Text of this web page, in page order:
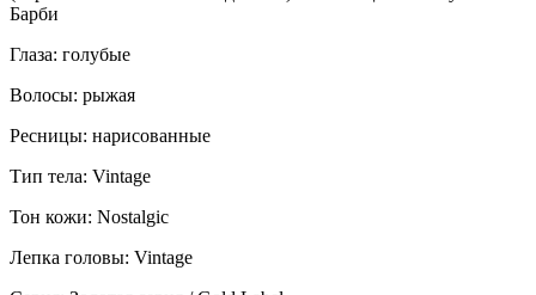
Барби
Глаза: голубые
Волосы: рыжая
Ресницы: нарисованные
Тип тела: Vintage
Тон кожи: Nostalgic
Лепка головы: Vintage